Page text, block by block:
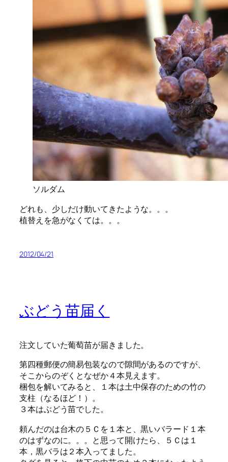
ソルダム
どれも、少しだけ動いてきたような。。。
植替えを急がなくては。。。
2012/04/21
ぶどう苗届く
注文していた葡萄苗が届きました。
第四種郵便の簡易包装なので隙間があるのですが、
そこからのぞくとなぜか４本見えます。
梱包を解いてみると、１本は土中保存のための竹の
支柱（なるほど！）。
３本はぶどう苗でした。
頼んだのは台木の５Ｃを１本と、黒いバラード１本
のはずなのに。。。と思って開けたら、５Ｃは１
本，黒バラは２本入ってました。